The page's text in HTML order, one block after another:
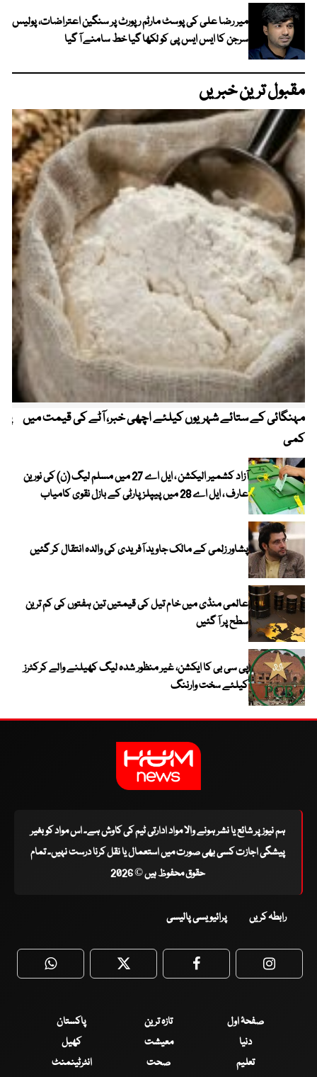
میر رضا علی کی پوسٹ مارٹم رپورٹ پر سنگین اعتراضات، پولیس
سرجن کا ایس ایس پی کو لکھا گیا خط سامنے آ گیا
مقبول ترین خبریں
مہنگائی کے ستائے شہریوں کیلئے اچھی خبر، آٹے کی قیمت میں
کمی
آزاد کشمیر الیکشن ، ایل اے 27 میں مسلم لیگ (ن) کی نورین
عارف ، ایل اے 28 میں پیپلز پارٹی کے بازل نقوی کامیاب
پشاور زلمی کے مالک جاوید آفریدی کی والدہ انتقال کر گئیں
عالمی منڈی میں خام تیل کی قیمتیں تین ہفتوں کی کم ترین
سطح پر آ گئیں
پی سی بی کا ایکشن، غیر منظور شدہ لیگ کھیلنے والے کرکٹرز
کیلئے سخت وارننگ
ہم نیوز پر شائع یا نشر ہونے والا مواد ادارتی ٹیم کی کاوش ہے۔ اس مواد کو بغیر
پیشگی اجازت کسی بھی صورت میں استعمال یا نقل کرنا درست نہیں۔ تمام
حقوق محفوظ ہیں © 2026
رابطہ کریں پرائیویسی پالیسی
WhatsApp Twitter Facebook
صفحۂ اول تازہ ترین
پاکستان
دنیا
معیشت
کھیل
تعلیم
صحت
انٹرٹینمنٹ